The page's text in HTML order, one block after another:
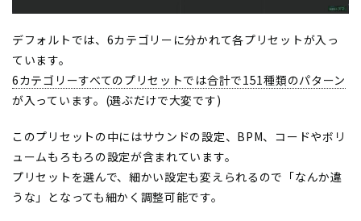
デフォルトでは、6カテゴリーに分かれて各プリセットが入っ
ています。
6カテゴリーすべてのプリセットでは合計で151種類のパターン
が入っています。(選ぶだけで大変です)
このプリセットの中にはサウンドの設定、BPM、コードやボリ
ュームもろもろの設定が含まれています。
プリセットを選んで、細かい設定も変えられるので「なんか違
うな」となっても細かく調整可能です。